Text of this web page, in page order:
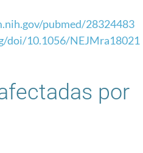
pubmed/28324483
doi/10.1056/NEJMra18021
por